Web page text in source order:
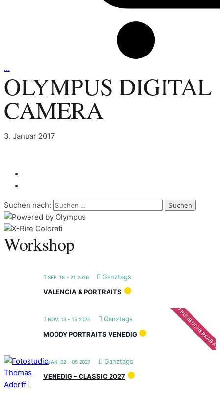
…
OLYMPUS DIGITAL
CAMERA
3. Januar 2017
Suchen nach:
Workshop
SEP. 18 - 21 2026
Ganztags
VALENCIA & PORTRAITS
NOV. 13 - 15 2026 Ganztags
MOODY PORTRAITS VENEDIG
JAN. 02 - 05 2027
Ganztags
VENEDIG – CLASSIC 2027